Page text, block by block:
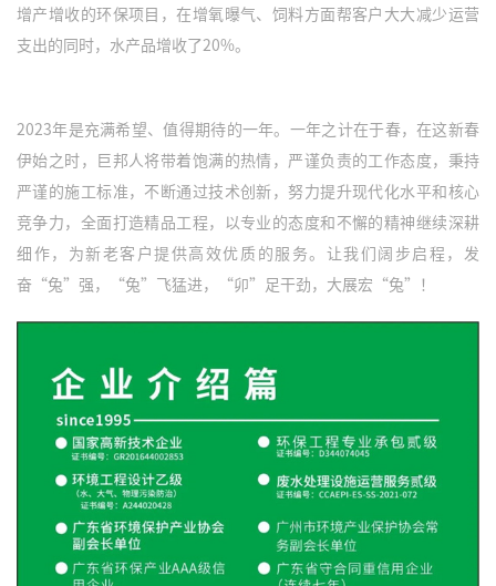
增产增收的环保项目，在增氧曝气、饲料方面帮客户大大减少运营
支出的同时，水产品增收了20%。
2023年是充满希望、值得期待的一年。一年之计在于春，在这新春
伊始之时，巨邦人将带着饱满的热情，严谨负责的工作态度，秉持
严谨的施工标准，不断通过技术创新，努力提升现代化水平和核心
竞争力，全面打造精品工程，以专业的态度和不懈的精神继续深耕
细作，为新老客户提供高效优质的服务。让我们阔步启程，发
奋“兔”强，“兔”飞猛进，“卯”足干劲，大展宏“兔”！